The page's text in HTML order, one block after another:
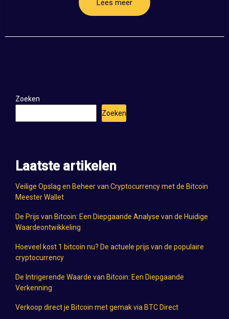
Lees meer
Zoeken
Zoeken
Laatste artikelen
Veilige Opslag en Beheer van Cryptocurrency met de Bitcoin
Meester Wallet
De Prijs van Bitcoin: Een Diepgaande Analyse van de Huidige
Waardeontwikkeling
Hoeveel kost 1 bitcoin nu? De actuele prijs van de populaire
cryptocurrency
De Intrigerende Waarde van Bitcoin: Een Diepgaande
Verkenning
Verkoop direct je Bitcoin met gemak via BTC Direct